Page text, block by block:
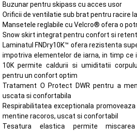
Buzunar pentru skipass cu acces usor
Orificii de ventilatie sub brat pentru racire
Mansetele reglabile cu Velcro® ofera o
Snow skirt integrat pentru confort si
Laminatul FNDry10K™ ofera rezistenta
impotriva elementelor de iarna, in timp ce
10K permite caldurii si umiditatii corpului sa iasa prin tesatura
pentru un confort optim
Tratament O Protect DWR pentru a
uscata si confortabila
Respirabilitatea exceptionala
mentine racoros, uscat si confortabil
Tesatura elastica permite